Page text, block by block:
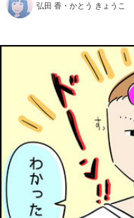
弘田 香 ・かとう きょうこ